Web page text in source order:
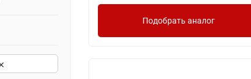
Подобрать аналог